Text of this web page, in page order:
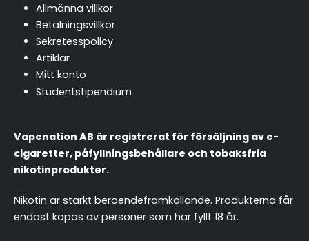
Allmänna villkor
Betalningsvillkor
Sekretesspolicy
Artiklar
Mitt konto
Studentstipendium
Vapenation AB är registrerat för försäljning av e-
cigaretter, påfyllningsbehållare och tobaksfria
nikotinprodukter.
Nikotin är starkt beroendeframkallande. Produkterna får
endast köpas av personer som har fyllt 18 år.
chattassistent.se